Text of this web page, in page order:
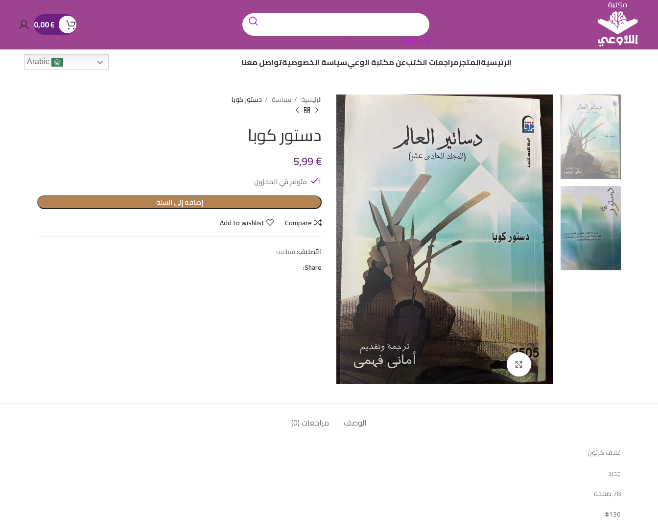
أختر تصنيف
0,00€
الرئيسيةالمتجرمراجعات الكتبعن مكتبة الوعيسياسة الخصوصيةتواصل معنا Arabic
Click to enlarge
الرئيسية سياسة دستور كوبا
دستور كوبا
5,99€
1 متوفر في المخزون
إضافة إلى السلة
Compare
Add to wishlist
التصنيف:سياسة
Share:
الوصف مراجعات (0)
غلاف كرتون
جديد
78 صفحة
#136